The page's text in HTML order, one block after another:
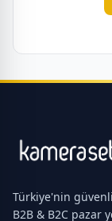
Türkiye'nin
B2B & B2C pazar